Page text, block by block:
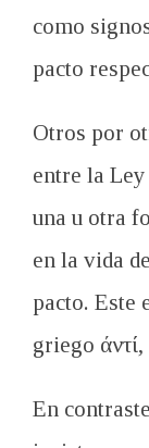
como
pacto
Otros por
entre la
una u otra
en la vida
pacto. Este
griego
En